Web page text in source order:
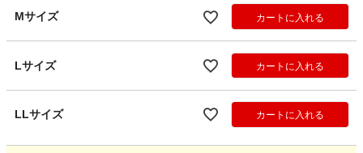
Mサイズ カートに入れる
Lサイズ カートに入れる
LLサイズ カートに入れる